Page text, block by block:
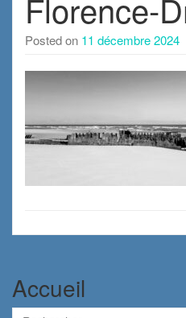
Florence-
Posted on 11 décembre 2024
Accueil